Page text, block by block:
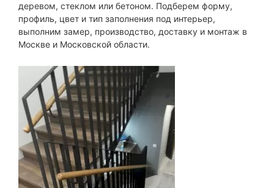
деревом, стеклом или бетоном. Подберем форму,
профиль, цвет и тип заполнения под интерьер,
выполним замер, производство, доставку и монтаж в
Москве и Московской области.